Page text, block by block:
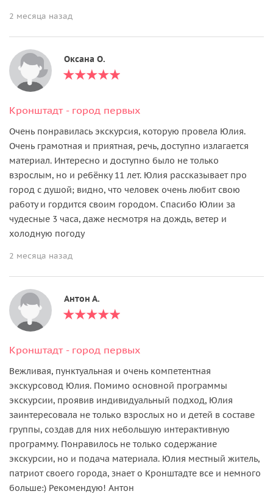
2 месяца назад
Оксана О.
Кронштадт - город первых
Очень понравилась экскурсия, которую провела Юлия.
Очень грамотная и приятная, речь, доступно излагается
материал. Интересно и доступно было не только
взрослым, но и ребёнку 11 лет. Юлия рассказывает про
город с душой; видно, что человек очень любит свою
работу и гордится своим городом. Спасибо Юлии за
чудесные 3 часа, даже несмотря на дождь, ветер и
холодную погоду
2 месяца назад
Антон А.
Кронштадт - город первых
Вежливая, пунктуальная и очень компетентная
экскурсовод Юлия. Помимо основной программы
экскурсии, проявив индивидуальный подход, Юлия
заинтересовала не только взрослых но и детей в составе
группы, создав для них небольшую интерактивную
программу. Понравилось не только содержание
экскурсии, но и подача материала. Юлия местный житель,
патриот своего города, знает о Кронштадте все и немного
больше:) Рекомендую! Антон